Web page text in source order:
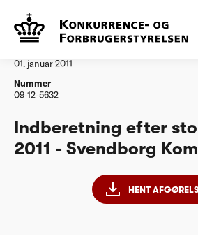
Vandtilsyn
01. januar 2011
Nummer
09-12-5632
Indberetning efter
2011 - Svendborg
HENT